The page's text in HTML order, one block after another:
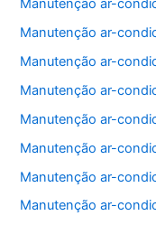
Manutenção ar-
Manutenção ar-
Manutenção ar-
Manutenção ar-
Manutenção ar-
Manutenção ar-
Manutenção ar-
Manutenção ar-